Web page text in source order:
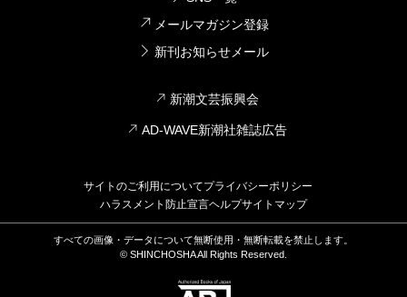
メールマガジン登録
新刊お知らせメール
新潮文芸振興会
AD-WAVE新潮社雑誌広告
サイトのご利用についてプライバシーポリシー
ハラスメント防止宣言ヘルプサイトマップ
すべての画像・データについて無断使用・無断転載を禁止します。
© SHINCHOSHA All Rights Reserved.